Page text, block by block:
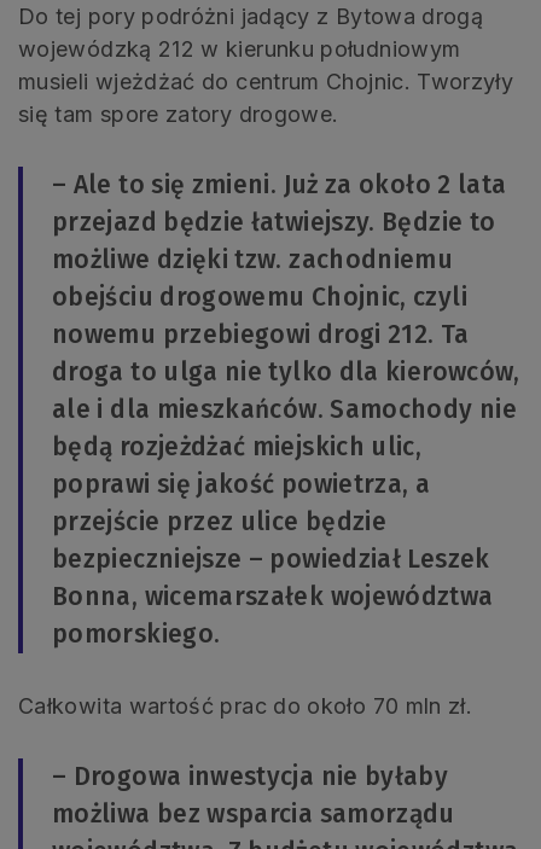
Do tej pory podróżni jadący z Bytowa drogą
wojewódzką 212 w kierunku południowym
musieli wjeżdżać do centrum Chojnic. Tworzyły
się tam spore zatory drogowe.
– Ale to się zmieni. Już za około 2 lata
przejazd będzie łatwiejszy. Będzie to
możliwe dzięki tzw. zachodniemu
obejściu drogowemu Chojnic, czyli
nowemu przebiegowi drogi 212. Ta
droga to ulga nie tylko dla kierowców,
ale i dla mieszkańców. Samochody nie
będą rozjeżdżać miejskich ulic,
poprawi się jakość powietrza, a
przejście przez ulice będzie
bezpieczniejsze – powiedział Leszek
Bonna, wicemarszałek województwa
pomorskiego.
Całkowita wartość prac do około 70 mln zł.
– Drogowa inwestycja nie byłaby
możliwa bez wsparcia samorządu